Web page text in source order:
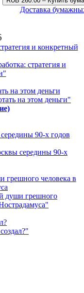
Доставка
стратегия и
на этом деньги"
середины 90-х
души грешного